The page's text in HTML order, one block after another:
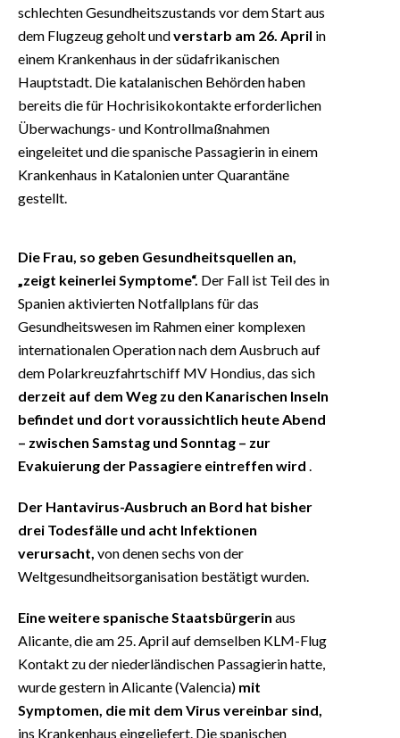
schlechten Gesundheitszustands vor dem Start aus
dem Flugzeug geholt undverstarb am 26. April in
einem Krankenhaus in der südafrikanischen
Hauptstadt. Die katalanischen Behörden haben
bereits die für Hochrisikokontakte erforderlichen
Überwachungs- und Kontrollmaßnahmen
eingeleitet und die spanische Passagierin in einem
Krankenhaus in Katalonien unter Quarantäne
gestellt.
Die Frau, so geben Gesundheitsquellen an,
„zeigt keinerlei Symptome“. Der Fall ist Teil des in
Spanien aktivierten Notfallplans für das
Gesundheitswesen im Rahmen einer komplexen
internationalen Operation nach dem Ausbruch auf
dem Polarkreuzfahrtschiff MV Hondius, das sich
derzeit auf dem Weg zu den Kanarischen Inseln
befindet und dort voraussichtlich heute Abend
– zwischen Samstag und Sonntag – zur
Evakuierung der Passagiere eintreffen wird
Der Hantavirus-Ausbruch an Bord hat bisher
drei Todesfälle und acht Infektionen
verursacht, von denen sechs von der
Weltgesundheitsorganisation bestätigt wurden.
Eine weitere spanische Staatsbürgerin aus
Alicante, die am 25. April auf demselben KLM-Flug
Kontakt zu der niederländischen Passagierin hatte,
wurde gestern in Alicante (Valencia) mit
Symptomen, die mit dem Virus vereinbar sind,
ins Krankenhaus eingeliefert. Die spanischen